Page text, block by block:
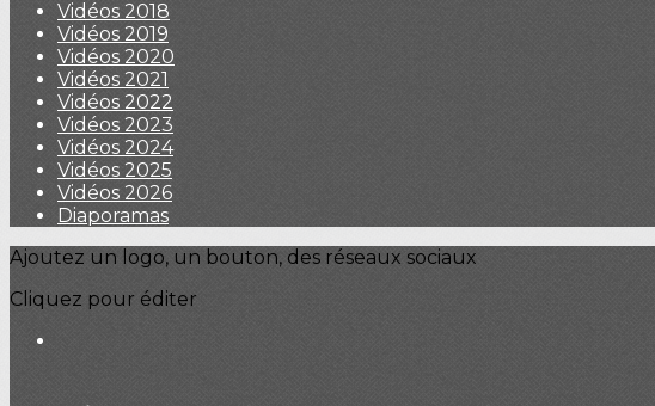
Vidéos 2018
Vidéos 2019
Vidéos 2020
Vidéos 2021
Vidéos 2022
Vidéos 2023
Vidéos 2024
Vidéos 2025
Vidéos 2026
Diaporamas
Ajoutez un logo, un bouton, des réseaux sociaux
Cliquez pour éditer